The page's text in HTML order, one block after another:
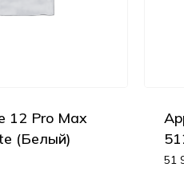
12 Pro Max
(Белый)
51